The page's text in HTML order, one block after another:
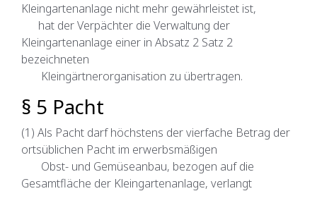
Kleingartenanlage nicht mehr gewährleistet ist,
hat der Verpächter die Verwaltung der
Kleingartenanlage einer in Absatz 2 Satz 2
bezeichneten
Kleingärtnerorganisation zu übertragen.
§ 5 Pacht
(1) Als Pacht darf höchstens der vierfache Betrag der
ortsüblichen Pacht im erwerbsmäßigen
Obst- und Gemüseanbau, bezogen auf die
Gesamtfläche der Kleingartenanlage, verlangt